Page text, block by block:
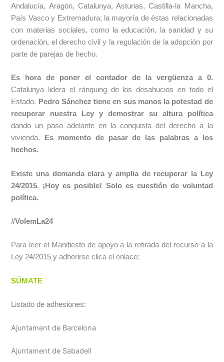
Andalucía, Aragón, Catalunya, Asturias, Castilla-la Mancha,
País Vasco y Extremadura; la mayoría de éstas relacionadas
con materias sociales, como la educación, la sanidad y su
ordenación, el derecho civil y la regulación de la adopción por
parte de parejas de hecho.
Es hora de poner el contador de la vergüenza a 0.
Catalunya lidera el ránquing de los desahucios en todo el
Estado. Pedro Sánchez tiene en sus manos la potestad de
recuperar nuestra Ley y demostrar su altura política
dando un paso adelante en la conquista del derecho a la
vivienda.
Es momento de pasar de las palabras a los
hechos.
Existe una demanda clara y amplia de recuperar la Ley
24/2015. ¡Hoy es posible! Solo es cuestión de voluntad
política.
#VolemLa24
Para leer el Manifiesto de apoyo a la retirada del recurso a la
Ley 24/2015 y adherirse clica el enlace:
SÚMATE
Listado de adhesiones:
Ajuntament de Barcelona
Ajuntament de Sabadell